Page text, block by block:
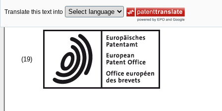
Translate this text into
(19)